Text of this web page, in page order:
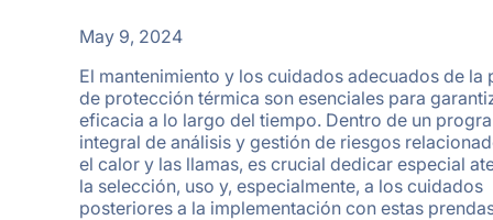
May 9, 2024
El mantenimiento y los cuidados adecuados de la
de protección térmica son esenciales para
eficacia a lo largo del tiempo. Dentro de un
integral de análisis y gestión de riesgos
el calor y las llamas, es crucial dedicar especial
la selección, uso y, especialmente, a los cuidados
posteriores a la implementación con estas